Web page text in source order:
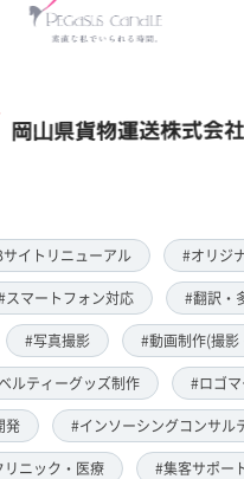
サイトリニューアル #オリジ
スマートフォン対応 #翻訳・
#写真撮影 #動画制作(撮影
ルティーグッズ制作 #ロゴ
発 #インソーシングコンサル
リニック・医療 #集客サポー